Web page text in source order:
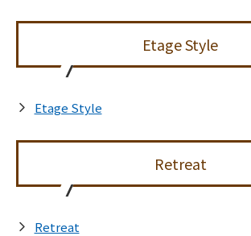
Etage Style
Etage Style
Retreat
Retreat